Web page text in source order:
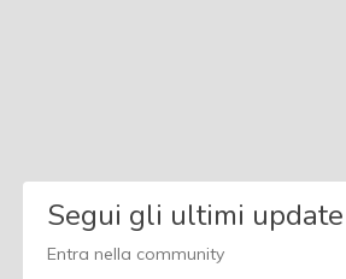
Segui gli ultimi update
Entra nella community